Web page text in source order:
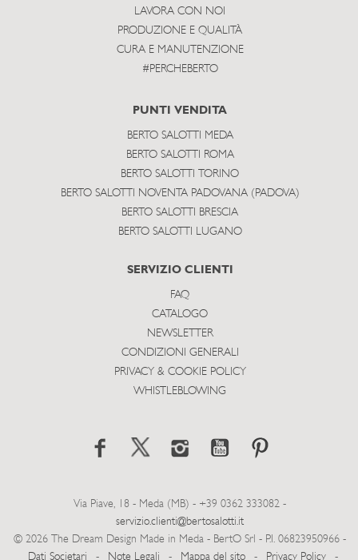
LAVORA CON NOI
PRODUZIONE E QUALITÀ
CURA E MANUTENZIONE
#PERCHEBERTO
PUNTI VENDITA
BERTO SALOTTI MEDA
BERTO SALOTTI ROMA
BERTO SALOTTI TORINO
BERTO SALOTTI NOVENTA PADOVANA (PADOVA)
BERTO SALOTTI BRESCIA
BERTO SALOTTI LUGANO
SERVIZIO CLIENTI
FAQ
CATALOGO
NEWSLETTER
CONDIZIONI GENERALI
PRIVACY & COOKIE POLICY
WHISTLEBLOWING
Via Piave, 18 - Meda (MB) - +39 0362 333082 -
servizio.clienti@bertosalotti.it
© 2026 The Dream Design Made in Meda - BertO Srl - P.I. 06823950966 -
Dati Societari
- Note Legali - Mappa del sito - Privacy Policy -